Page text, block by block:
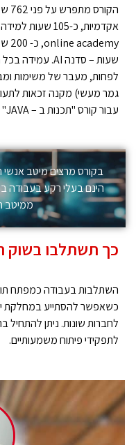
לפחות, מעבר של משימות
גמר מעשי) מקנה זכאות
עבור קורס "תכנות ב – JAVA" בהיקף של 454 שעות.
בקורס מרצים מיטב
הינם בעלי רקע בעבודה
ממיטב
כך תשתלבו בשוק
כשאפשר להסתייע במחלקת
לתפקידי פיתוח משמעותיים.